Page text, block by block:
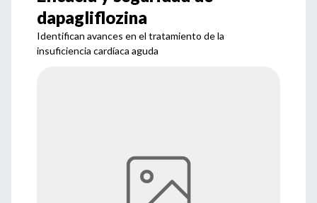
dapagliflozina
Identifican avances en el tratamiento de la
insuficiencia cardíaca aguda